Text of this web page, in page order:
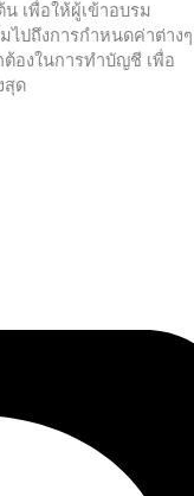
เพื่อให้ผู้เข้าอบรม
ไปถึงการกำหนดค่าต่างๆ
องในการทำบัญชี เพื่อ
สุด